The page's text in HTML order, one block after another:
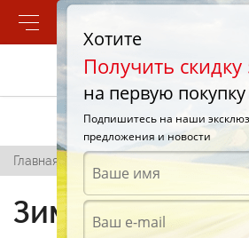
Позвонить
Фильтр
Главная /
Зимние шины
Хотите
Получить скидку
на первую покупку
Подпишитесь на наши
предложения и новости